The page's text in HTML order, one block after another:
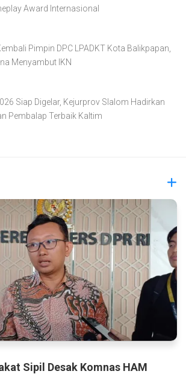
Award Internasional
Pimpin DPC LPADKT Kota Balikpapan,
Menyambut IKN
Siap Digelar, Kejurprov Slalom Hadirkan
Pembalap Terbaik Kaltim
Sipil Desak Komnas HAM